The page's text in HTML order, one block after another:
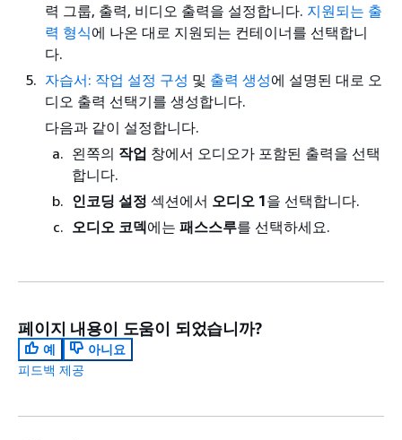
력 그룹, 출력, 비디오 출력을 설정합니다. 지원되는 출
력 형식에 나온 대로 지원되는 컨테이너를 선택합니
다.
자습서: 작업 설정 구성 및 출력 생성에 설명된 대로 오
디오 출력 선택기를 생성합니다.
다음과 같이 설정합니다.
왼쪽의 작업 창에서 오디오가 포함된 출력을 선택
합니다.
인코딩 설정 섹션에서 오디오 1을 선택합니다.
오디오 코덱에는 패스스루를 선택하세요.
페이지 내용이 도움이 되었습니까?
예
아니요
피드백 제공